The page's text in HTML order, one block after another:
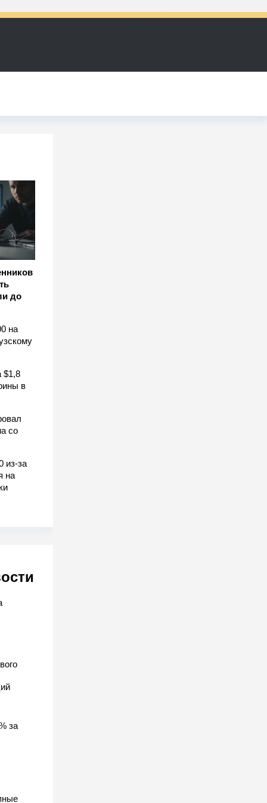
до
на
$1,8
в
со
из-за
на
за